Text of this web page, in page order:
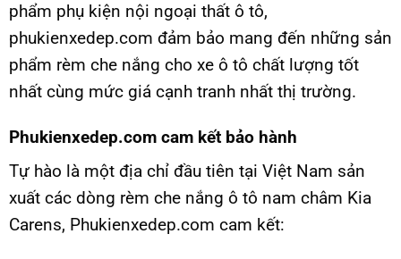
phẩm phụ kiện nội ngoại thất ô tô,
phukienxedep.com đảm bảo mang đến những sản
phẩm rèm che nắng cho xe ô tô chất lượng tốt
nhất cùng mức giá cạnh tranh nhất thị trường.
Phukienxedep.com cam kết bảo hành
Tự hào là một địa chỉ đầu tiên tại Việt Nam sản
xuất các dòng rèm che nắng ô tô nam châm Kia
Carens, Phukienxedep.com cam kết: